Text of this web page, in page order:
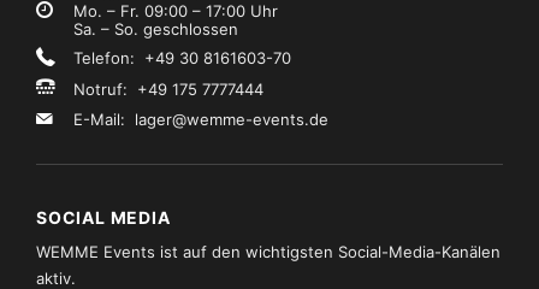
Mo. – Fr. 09:00 – 17:00 Uhr
Sa. – So. geschlossen
Telefon: +49 30 8161603-70
Notruf: +49 175 7777444
E-Mail: lager@wemme-events.de
SOCIAL MEDIA
WEMME Events ist auf den wichtigsten Social-Media-Kanälen
aktiv.